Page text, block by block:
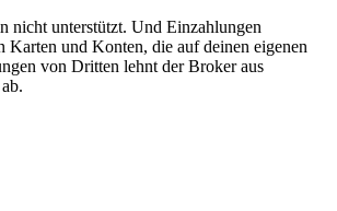
nicht unterstützt. Und Einzahlungen
Karten und Konten, die auf deinen eigenen
von Dritten lehnt der Broker aus